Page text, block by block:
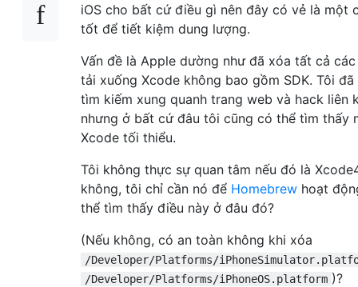
iOS cho bất cứ điều gì nên đây có vẻ là một
tốt để tiết kiệm dung lượng.
Vấn đề là Apple dường như đã xóa tất cả
tải xuống Xcode không bao gồm SDK. Tôi
tìm kiếm xung quanh trang web và hack liên
nhưng ở bất cứ đâu tôi cũng có thể tìm thấy
Xcode tối thiểu.
Tôi không thực sự quan tâm nếu đó là
không, tôi chỉ cần nó để Homebrew hoạt
thể tìm thấy điều này ở đâu đó?
(Nếu không, có an toàn không khi xóa
/Developer/Platforms/
/Developer/Platforms/iPhoneOS.platform )?